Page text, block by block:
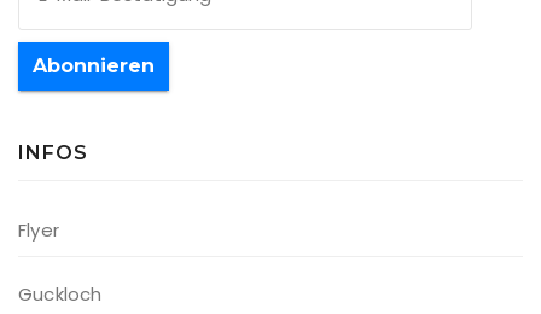
Abonnieren
INFOS
Flyer
Guckloch